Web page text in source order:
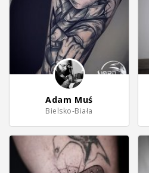
Adam Muś
Bielsko-Biała